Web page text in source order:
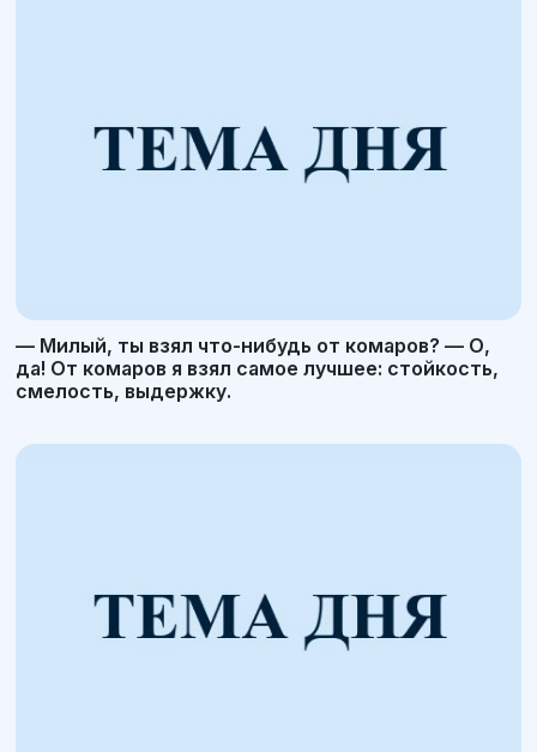
— Милый, ты взял что-нибудь от комаров? — О,
да! От комаров я взял самое лучшее: стойкость,
смелость, выдержку.